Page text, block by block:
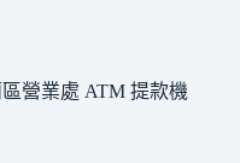
營業處 ATM 提款機